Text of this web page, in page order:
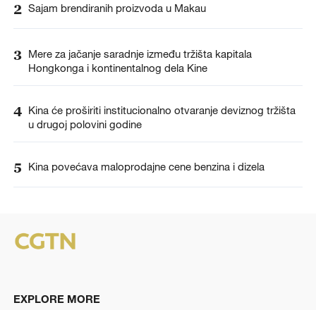
2 Sajam brendiranih proizvoda u Makau
3 Mere za jačanje saradnje između tržišta kapitala
Hongkonga i kontinentalnog dela Kine
4 Kina će proširiti institucionalno otvaranje deviznog tržišta
u drugoj polovini godine
5 Kina povećava maloprodajne cene benzina i dizela
EXPLORE MORE